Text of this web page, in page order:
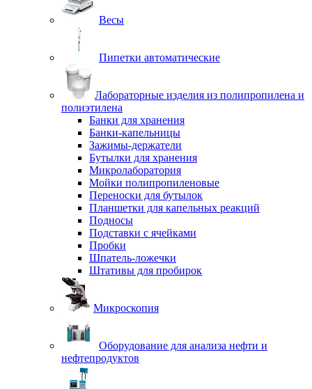
Весы
Пипетки автоматические
Лабораторные изделия из полипропилена и
полиэтилена
Банки для хранения
Банки-капельницы
Зажимы-держатели
Бутылки для хранения
Микролаборатория
Мойки полипропиленовые
Переноски для бутылок
Планшетки для капельных реакций
Подносы
Подставки с ячейками
Пробки
Шпатель-ложечки
Штативы для пробирок
Микроскопия
Оборудование для анализа нефти и
нефтепродуктов